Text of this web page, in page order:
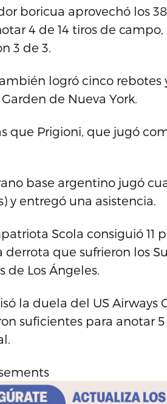
boricua aprovechó los
4 de 14 tiros de
3 de 3.
logró cinco rebotes
de Nueva York.
que Prigioni, que jugó
base argentino jugó
y entregó una asistencia.
Scola consiguió 11
derrota que sufrieron los
de Los Ángeles.
la duela del US Airways
suficientes para anotar